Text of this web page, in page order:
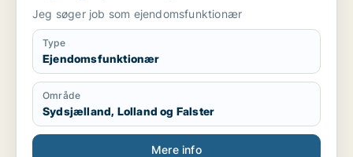
Jeg søger job som ejendomsfunktionær
Type
Ejendomsfunktionær
Område
Sydsjælland, Lolland og Falster
Mere info